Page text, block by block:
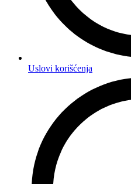
Uslovi korišćenja